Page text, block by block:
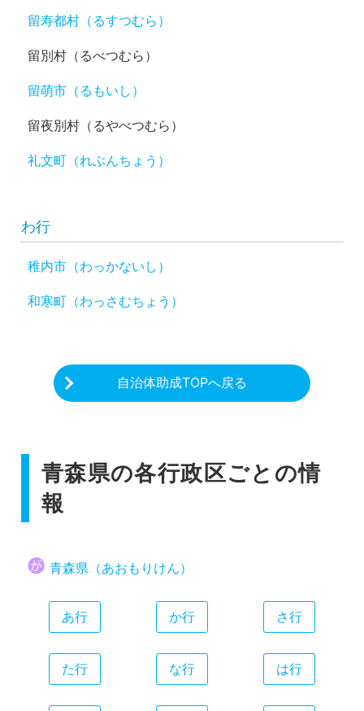
留寿都村（るすつむら）
留別村（るべつむら）
留萌市（るもいし）
留夜別村（るやべつむら）
礼文町（れぶんちょう）
わ行
稚内市（わっかないし）
和寒町（わっさむちょう）
自治体助成TOPへ戻る
青森県の各行政区ごとの情
報
青森県（あおもりけん）
あ行 か行 さ行
た行 な行 は行